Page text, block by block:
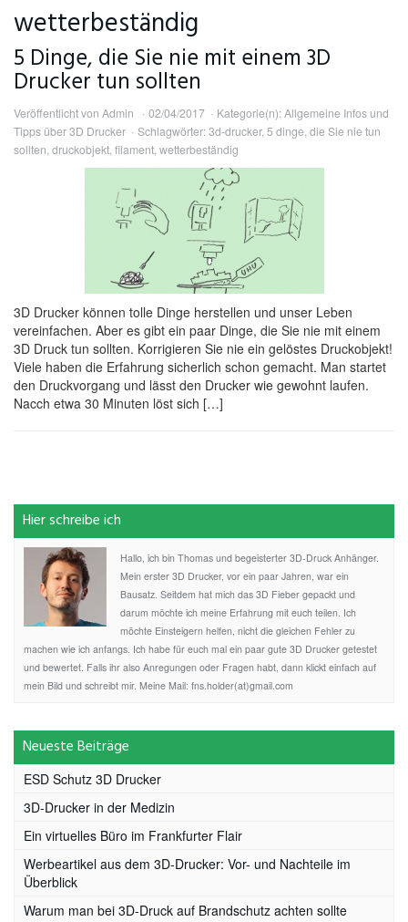
wetterbeständig
5 Dinge, die Sie nie mit einem 3D
Drucker tun sollten
Veröffentlicht von Admin 02/04/2017 Kategorie(n):Allgemeine Infos und
Tipps über 3D Drucker
Schlagwörter:3d-drucker, 5 dinge, die Sie nie tun
sollten, druckobjekt, filament, wetterbeständig
3D Drucker können tolle Dinge herstellen und unser Leben
vereinfachen. Aber es gibt ein paar Dinge, die Sie nie mit einem
3D Druck tun sollten. Korrigieren Sie nie ein gelöstes Druckobjekt!
Viele haben die Erfahrung sicherlich schon gemacht. Man startet
den Druckvorgang und lässt den Drucker wie gewohnt laufen.
Nacch etwa 30 Minuten löst sich […]
Hier schreibe ich
Hallo, ich bin Thomas und begeisterter 3D-Druck Anhänger.
Mein erster 3D Drucker, vor ein paar Jahren, war ein
Bausatz. Seitdem hat mich das 3D Fieber gepackt und
darum möchte ich meine Erfahrung mit euch teilen. Ich
möchte Einsteigern helfen, nicht die gleichen Fehler zu
machen wie ich anfangs. Ich habe für euch mal ein paar gute 3D Drucker getestet
und bewertet. Falls ihr also Anregungen oder Fragen habt, dann klickt einfach auf
mein Bild und schreibt mir. Meine Mail: fns.holder(at)gmail.com
Neueste Beiträge
ESD Schutz 3D Drucker
3D-Drucker in der Medizin
Ein virtuelles Büro im Frankfurter Flair
Werbeartikel aus dem 3D-Drucker: Vor- und Nachteile im
Überblick
Warum man bei 3D-Druck auf Brandschutz achten sollte